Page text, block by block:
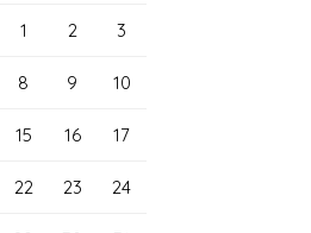
1 2 3
8 9 10
15 16 17
22 23 24